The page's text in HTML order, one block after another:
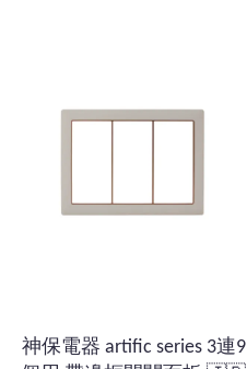
神保電器 artific series 3連9